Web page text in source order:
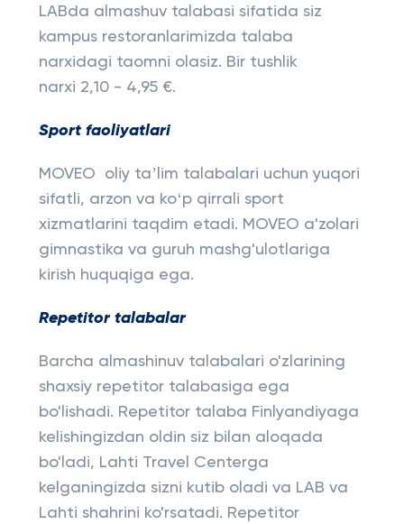
LABda almashuv talabasi sifatida siz
kampus restoranlarimizda talaba
narxidagi taomni olasiz. Bir tushlik
narxi 2,10 - 4,95 €.
Sport faoliyatlari
MOVEO oliy taʼlim talabalari uchun yuqori
sifatli, arzon va koʻp qirrali sport
xizmatlarini taqdim etadi. MOVEO a'zolari
gimnastika va guruh mashg'ulotlariga
kirish huquqiga ega.
Repetitor talabalar
Barcha almashinuv talabalari o'zlarining
shaxsiy repetitor talabasiga ega
bo'lishadi. Repetitor talaba Finlyandiyaga
kelishingizdan oldin siz bilan aloqada
bo'ladi, Lahti Travel Centerga
kelganingizda sizni kutib oladi va LAB va
Lahti shahrini ko'rsatadi. Repetitor